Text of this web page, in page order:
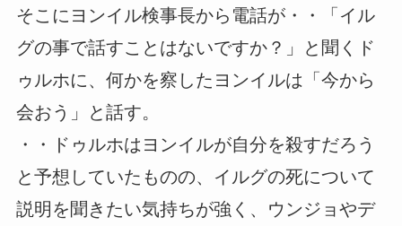
そこにヨンイル検事長から電話が・・「イル
グの事で話すことはないですか？」と聞くド
ゥルホに、何かを察したヨンイルは「今から
会おう」と話す。
・・ドゥルホはヨンイルが自分を殺すだろう
と予想していたものの、イルグの死について
説明を聞きたい気持ちが強く、ウンジョやデ